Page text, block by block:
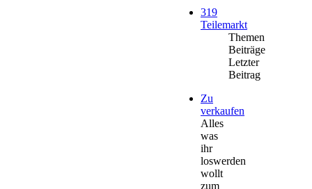
319
Teilemarkt
Themen
Beiträge
Letzter
Beitrag
Zu
verkaufen
Alles
was
ihr
loswerden
wollt
zum